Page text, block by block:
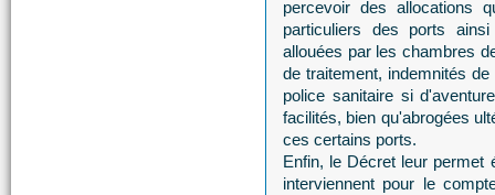
percevoir des allocations
particuliers des ports
allouées par les chambres
de traitement, indemnités
police sanitaire si
facilités, bien qu'abrogées
ces certains ports.
Enfin, le Décret leur permet
interviennent pour le